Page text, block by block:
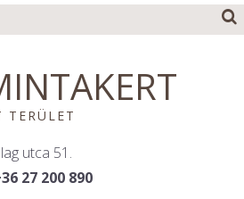
TERÜLET
utca 51.
27 200 890